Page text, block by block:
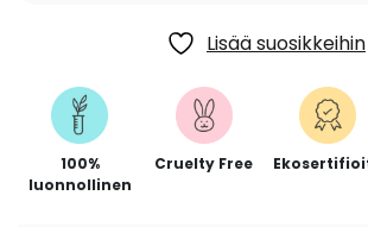
Lisää suosikkeihin
100%
luonnollinen
Cruelty Free